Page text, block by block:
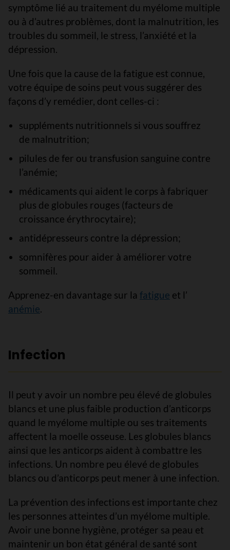
symptôme lié au traitement du myélome multiple
ou à d’autres problèmes, dont la malnutrition, les
troubles du sommeil, le stress, l’anxiété et la
dépression.
Une fois que la cause de la fatigue est connue,
votre équipe de soins peut vous suggérer des
façons d’y remédier, dont celles-ci :
suppléments nutritionnels si vous souffrez
de malnutrition;
pilules de fer ou transfusion sanguine contre
l’anémie;
médicaments qui aident le corps à fabriquer
plus de globules rouges (facteurs de
croissance érythrocytaire);
antidépresseurs contre la dépression;
somnifères pour aider à améliorer votre
sommeil.
Apprenez-en davantage sur la fatigue et l’
anémie.
Infection
Il peut y avoir un nombre peu élevé de globules
blancs et une plus faible production d’anticorps
quand le myélome multiple ou ses traitements
affectent la moelle osseuse. Les globules blancs
ainsi que les anticorps aident à combattre les
infections. Un nombre peu élevé de globules
blancs ou d’anticorps peut mener à une infection.
La prévention des infections est importante chez
les personnes atteintes d’un myélome multiple.
Avoir une bonne hygiène, protéger sa peau et
maintenir un bon état général de santé sont